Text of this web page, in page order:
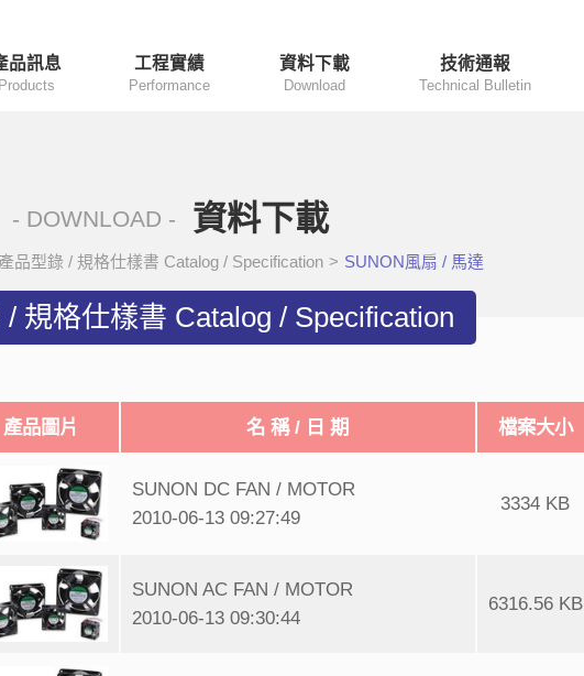
品訊息
Products
工程實績
Performance
資料下載
Download
技術通報
Technical Bulletin
- DOWNLOAD - 資料下載
產品型錄 / 規格仕樣書 Catalog / Specification > SUNON風扇 / 馬達
/ 規格仕樣書 Catalog / Specification
產品圖片 名 稱 / 日 期 檔案大小
SUNON DC FAN / MOTOR
2010-06-13 09:27:49
3334 KB
SUNON AC FAN / MOTOR
2010-06-13 09:30:44
6316.56 KB